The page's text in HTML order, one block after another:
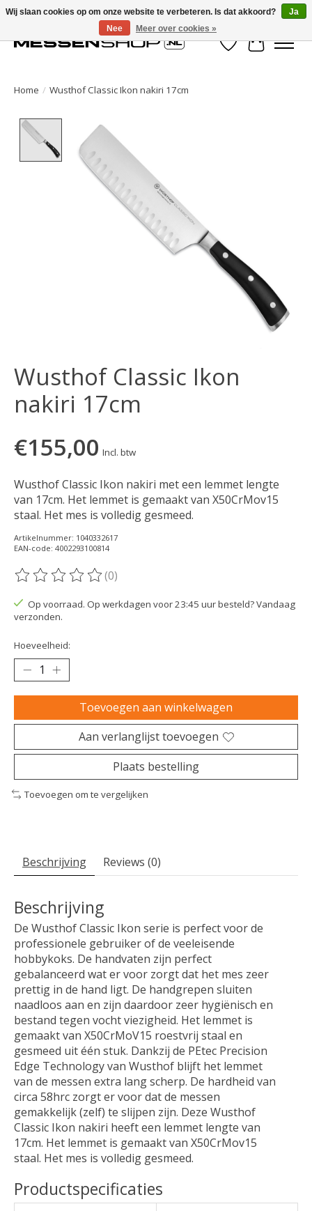
Verlanglijst
Home / Wusthof Classic Ikon nakiri 17cm
Product image slideshow Items
Wusthof Classic Ikon
nakiri 17cm
€155,00 Incl. btw
Wusthof Classic Ikon nakiri met een lemmet lengte
van 17cm. Het lemmet is gemaakt van X50CrMov15
staal. Het mes is volledig gesmeed.
Artikelnummer: 1040332617
EAN-code: 4002293100814
De beoordeling van dit product is
(0)
Op voorraad. Op werkdagen voor 23:45 uur besteld? Vandaag
verzonden.
Hoeveelheid:
Toevoegen aan winkelwagen
Aan verlanglijst toevoegen
Plaats bestelling
Toevoegen om te vergelijken
Beschrijving Reviews (0)
Beschrijving
De Wusthof Classic Ikon serie is perfect voor de
professionele gebruiker of de veeleisende
hobbykoks. De handvaten zijn perfect
gebalanceerd wat er voor zorgt dat het mes zeer
prettig in de hand ligt. De handgrepen sluiten
naadloos aan en zijn daardoor zeer hygiënisch en
bestand tegen vocht viezigheid. Het lemmet is
gemaakt van X50CrMoV15 roestvrij staal en
gesmeed uit één stuk. Dankzij de PEtec Precision
Edge Technology van Wusthof blijft het lemmet
van de messen extra lang scherp. De hardheid van
circa 58hrc zorgt er voor dat de messen
gemakkelijk (zelf) te slijpen zijn. Deze Wusthof
Classic Ikon nakiri heeft een lemmet lengte van
17cm. Het lemmet is gemaakt van X50CrMov15
staal. Het mes is volledig gesmeed.
Productspecificaties
Wij slaan cookies op om onze website te verbeteren. Is dat akkoord?
Ja
Nee
Meer over cookies »